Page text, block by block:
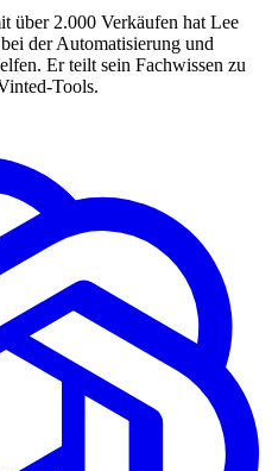
über 2.000 Verkäufen hat Lee
der Automatisierung und
Er teilt sein Fachwissen zu
Tools.